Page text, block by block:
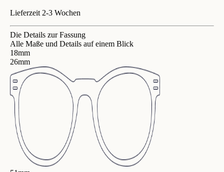
Lieferzeit 2-3 Wochen
Die Details zur Fassung
Alle Maße und Details auf einem Blick
18mm
26mm